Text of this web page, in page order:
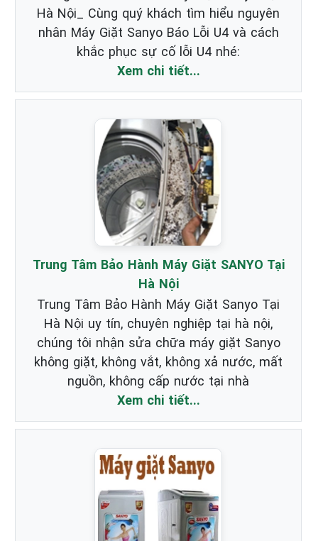
Hà Nội_ Cùng quý khách tìm hiểu nguyên
nhân Máy Giặt Sanyo Báo Lỗi U4 và cách
khắc phục sự cố lỗi U4 nhé:
Xem chi tiết...
Trung Tâm Bảo Hành Máy Giặt SANYO Tại
Hà Nội
Trung Tâm Bảo Hành Máy Giặt Sanyo Tại
Hà Nội uy tín, chuyên nghiệp tại hà nội,
chúng tôi nhận sửa chữa máy giặt Sanyo
không giặt, không vắt, không xả nước, mất
nguồn, không cấp nước tại nhà
Xem chi tiết...